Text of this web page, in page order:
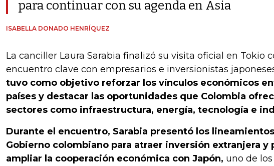
para continuar con su agenda en Asia
ISABELLA DONADO HENRÍQUEZ
La canciller Laura Sarabia finalizó su visita oficial en Tokio
encuentro clave con empresarios e inversionistas
tuvo como objetivo reforzar los vínculos económicos
países y destacar las oportunidades que Colombia
sectores como infraestructura, energía, tecnología e
Durante el encuentro, Sarabia presentó los
Gobierno colombiano para atraer inversión extranjera y
ampliar la cooperación económica con Japón, uno de